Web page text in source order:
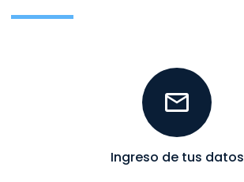
Ingreso de tus datos